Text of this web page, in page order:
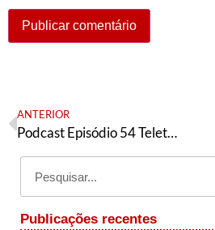
ANTERIOR
Podcast Episódio 54 Teletrabalho na educação, a crise na América Latina e o Fora Bolsonaro na juventude
Publicações recentes